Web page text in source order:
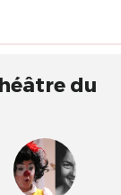
du